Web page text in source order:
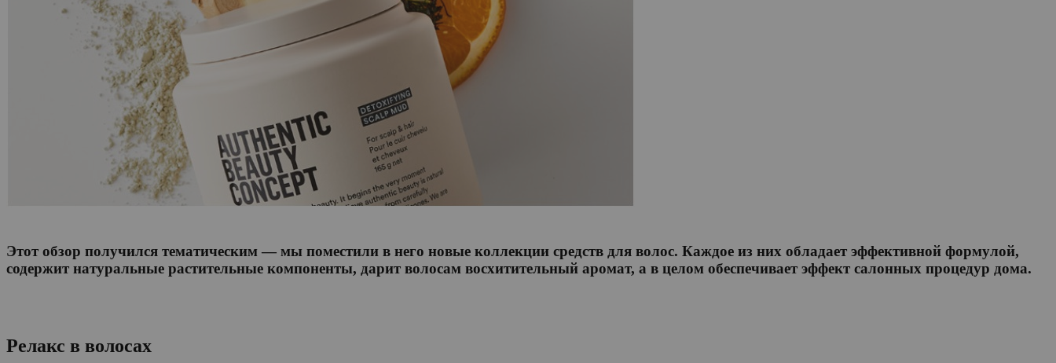
Этот обзор получился тематическим — мы поместили в него новые коллекции средств для волос. Каждое из них обладает эффективной формулой,
содержит натуральные растительные компоненты, дарит волосам восхитительный аромат, а в целом обеспечивает эффект салонных процедур дома.
Релакс в волосах